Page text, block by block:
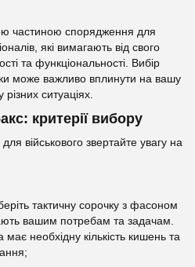
частиною спорядження для
які вимагають від свого
та функціональності. Вибір
може важливо вплинути на вашу
ситуаціях.
критерії вибору
військового звертайте увагу на
тактичну сорочку з фасоном
вашим потребам та задачам.
необхідну кількість кишень та